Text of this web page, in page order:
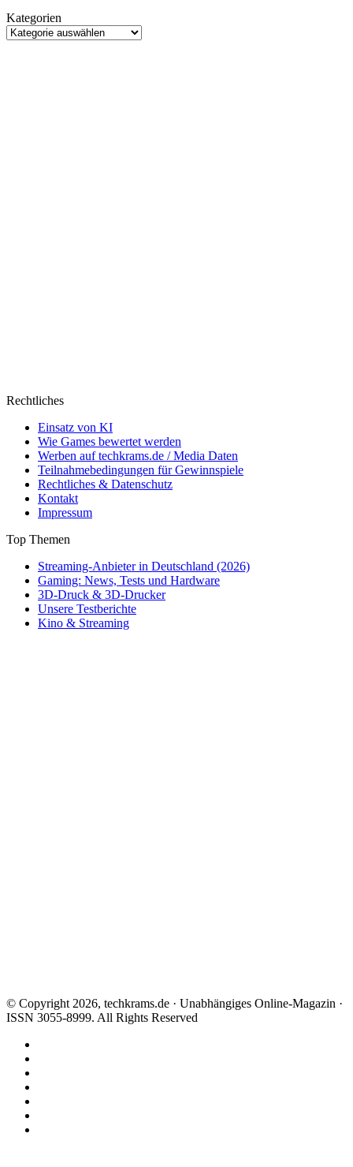
„Blubbmeeria“
mit
Kategorien
Kategorien
Rechtliches
Einsatz von KI
Wie Games bewertet werden
Werben auf techkrams.de / Media Daten
Teilnahmebedingungen für Gewinnspiele
Rechtliches & Datenschutz
Kontakt
Impressum
Top Themen
Streaming-Anbieter in Deutschland (2026)
Gaming: News, Tests und Hardware
3D-Druck & 3D-Drucker
Unsere Testberichte
Kino & Streaming
© Copyright 2026, techkrams.de · Unabhängiges Online-Magazin ·
ISSN 3055-8999. All Rights Reserved